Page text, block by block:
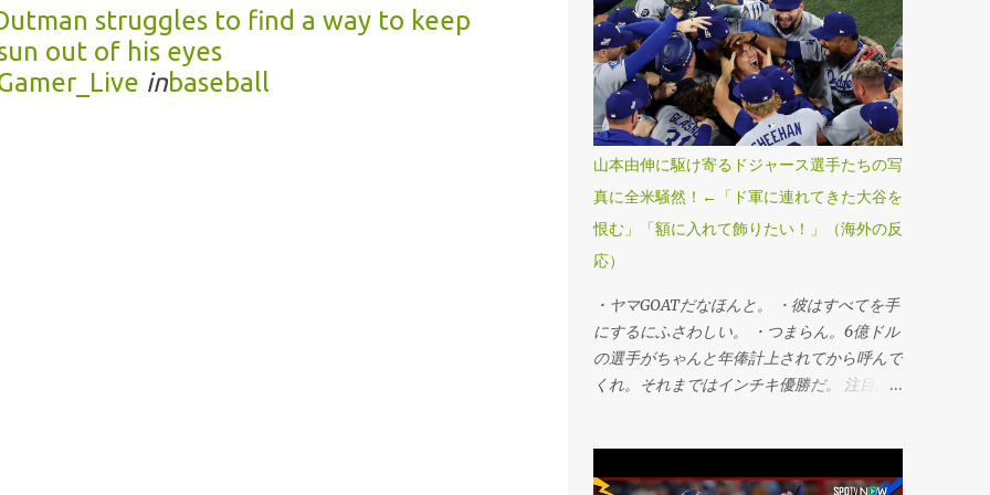
struggles to find a way to keep
out of his eyes
inbaseball
打で球団史上初、MLB25年ぶりのワールド
シリーズ連覇を果たした。第6戦勝利投手の
山本由伸投手が九回途中から登板し、1死満
塁のピンチを切り抜けるなど、3回を無失点
に抑えてシリーズ3勝目を挙げた。「1番・投
手兼指名打者」で先発出場した大谷翔平投手
は三回に決勝3ランを被弾し、マウンドで両
手を膝につきうなだれKO。打者としては第3
戦以来のマルチ安打をマークするなど5打数
2安打1四球だった。 ・連覇だぜベイビー。
あみろトロント！マリナーズファンとして感
謝する。 ・よおおおお！泣きそうだ。カー
ショーのために嬉しすぎる。 ・よっしゃあ
あああ！MVPはヤマだ！ 注目記事（外部サ
わない。 ・やべえ。 ・やった！ホーム後ろ
山本由伸に駆け寄るドジャース選手たちの写
真に全米騒然！←「ド軍に連れてきた大谷を
恨む」「額に入れて飾りたい！」（海外の反
応）
・ヤマGOATだなほんと。 ・彼はすべてを手
にするにふさわしい。 ・つまらん。6億ドル
の選手がちゃんと年俸計上されてから呼んで
くれ。それまではインチキ優勝だ。 注目記
った。 ・今夜は戦士のようだった。 ・この